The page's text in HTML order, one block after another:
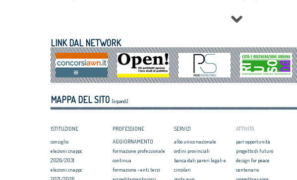
luglio 2018
VIII Congresso CNAPPC 2018. Domenica 1
luglio 2018
All'architettura rispettosa dello studio
caravatti_caravatti il Premio architetto
Assegnati premi Architetto italiano e
Giovane talento 2017
Equo compenso, il CNAPPC ricorre alla
Corte Europea dei Diritti dell’Uomo
LINK DAL NETWORK
MAPPA DEL SITO [espandi]
ISTITUZIONE
consiglio
elezioni cnappc
2026/2031
elezioni cnappc
PROFESSIONE
AGGIORNAMENTO
formazione professionale
continua
formazione - enti terzi
SERVIZI
albo unico nazionale
ordini provinciali
banca dati pareri legali e
circolari
ATTIVITÀ
pari opportunità
progetto di futuro
design for peace
centenario